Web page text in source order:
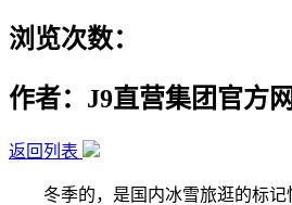
浏览次数：
作者：J9直营集团官方
返回列表
冬季的，是国内冰雪旅逛的标记